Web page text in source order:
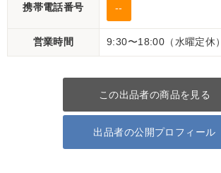
携帯電話番号 --
営業時間 9:30〜18:00（水曜定休）
この出品者の商品を見る
出品者の公開プロフィール